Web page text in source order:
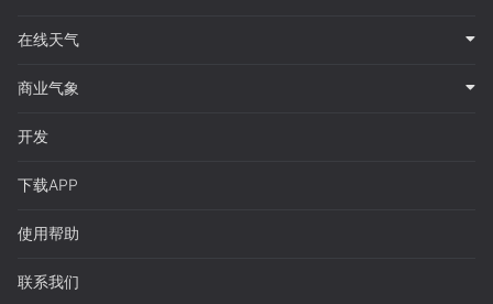
在线天气
商业气象
开发
下载APP
使用帮助
联系我们